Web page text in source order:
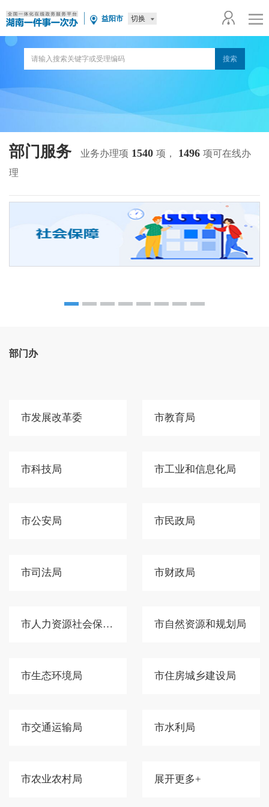
益阳市 切换
部门服务 业务办理项 1540 项， 1496 项可在线办
理
部门办
市发展改革委 市教育局
市科技局 市工业和信息化局
市公安局 市民政局
市司法局 市财政局
市人力资源社会保障局 市自然资源和规划局
市生态环境局 市住房城乡建设局
市交通运输局 市水利局
市农业农村局 展开更多+